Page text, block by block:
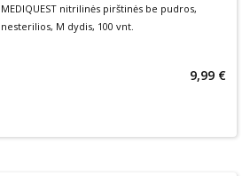
MEDIQUEST nitrilinės pirštinės be pudros,
nesterilios, M dydis, 100 vnt.
9,99 €